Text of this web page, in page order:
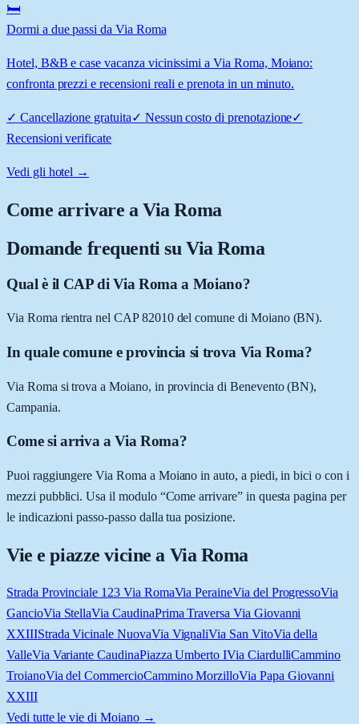
🛏️
Dormi a due passi da Via Roma
Hotel, B&B e case vacanza vicinissimi a Via Roma, Moiano:
confronta prezzi e recensioni reali e prenota in un minuto.
✓ Cancellazione gratuita✓ Nessun costo di prenotazione✓
Recensioni verificate
Vedi gli hotel →
Come arrivare aVia Roma
Domande frequenti su Via Roma
Qual è il CAP di Via Roma a Moiano?
Via Roma rientra nel CAP 82010 del comune di Moiano (BN).
In quale comune e provincia si trova Via Roma?
Via Roma si trova a Moiano, in provincia di Benevento (BN),
Campania.
Come si arriva a Via Roma?
Puoi raggiungere Via Roma a Moiano in auto, a piedi, in bici o con i
mezzi pubblici. Usa il modulo “Come arrivare” in questa pagina per
le indicazioni passo-passo dalla tua posizione.
Vie e piazze vicine a Via Roma
Strada Provinciale 123 Via RomaVia PeraineVia del ProgressoVia
GancioVia StellaVia CaudinaPrima Traversa Via Giovanni
XXIIIStrada Vicinale NuovaVia VignaliVia San VitoVia della
ValleVia Variante CaudinaPiazza Umberto IVia CiardulliCammino
TroianoVia del CommercioCammino MorzilloVia Papa Giovanni
XXIII
Vedi tutte le vie di Moiano→